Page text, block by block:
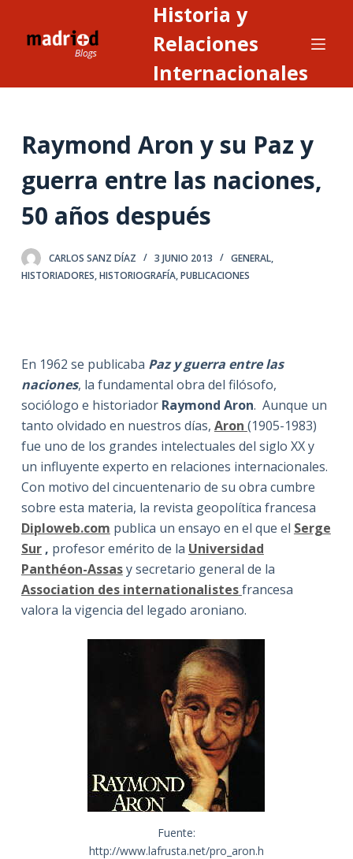
n
e
n
Historia y
Relaciones
Internacionales
Raymond Aron y su Paz y
guerra entre las naciones,
50 años después
CARLOS SANZ DÍAZ 3 JUNIO 2013 GENERAL,
HISTORIADORES,HISTORIOGRAFÍA,PUBLICACIONES
En 1962 se publicaba Paz y guerra entre las
naciones, la fundamental obra del filósofo,
sociólogo e historiador Raymond Aron. Aunque un
tanto olvidado en nuestros días, Aron (1905-1983)
fue uno de los grandes intelectuales del siglo XX y
un influyente experto en relaciones internacionales.
Con motivo del cincuentenario de su obra cumbre
sobre esta materia, la revista geopolítica francesa
Diploweb.com publica un ensayo en el que el Serge
Sur, profesor emérito de la Universidad
Panthéon-Assasy secretario general de la
Association des internationalistesfrancesa
valora la vigencia del legado aroniano.
Fuente:
http://www.lafrusta.net/pro_aron.h